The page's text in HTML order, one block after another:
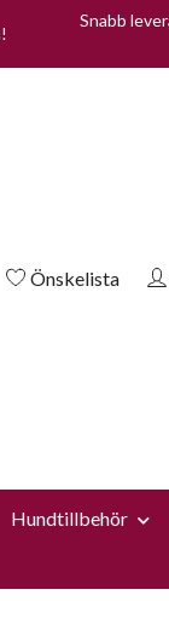
Snabb
Önskelista
Hundtillbehör